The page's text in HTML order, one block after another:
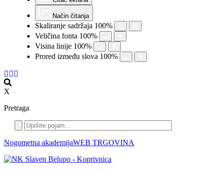
Način čitanja
Skaliranje sadržaja 100%
Veličina fonta 100%
Visina linije 100%
Prored između slova 100%
X
Pretraga
Nogometna akademijaWEB TRGOVINA